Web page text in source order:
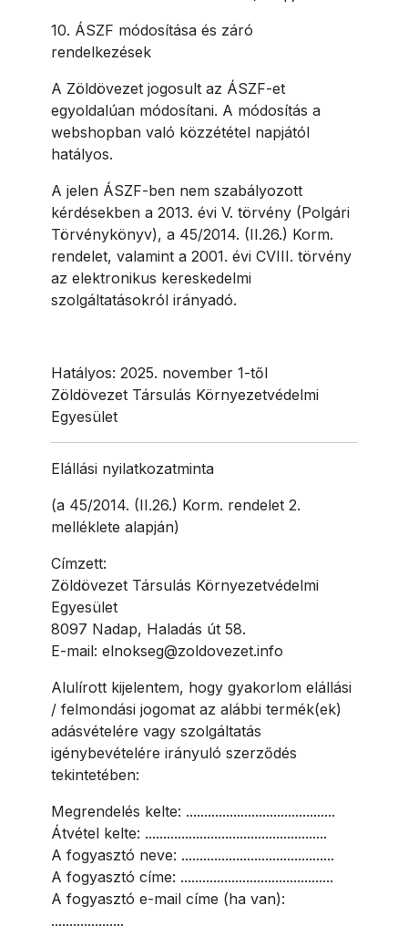
10. ÁSZF módosítása és záró
rendelkezések
A Zöldövezet jogosult az ÁSZF-et
egyoldalúan módosítani. A módosítás a
webshopban való közzététel napjától
hatályos.
A jelen ÁSZF-ben nem szabályozott
kérdésekben a 2013. évi V. törvény (Polgári
Törvénykönyv), a 45/2014. (II.26.) Korm.
rendelet, valamint a 2001. évi CVIII. törvény
az elektronikus kereskedelmi
szolgáltatásokról irányadó.
Hatályos: 2025. november 1-től
Zöldövezet Társulás Környezetvédelmi
Egyesület
Elállási nyilatkozatminta
(a 45/2014. (II.26.) Korm. rendelet 2.
melléklete alapján)
Címzett:
Zöldövezet Társulás Környezetvédelmi
Egyesület
8097 Nadap, Haladás út 58.
E-mail: elnokseg@zoldovezet.info
Alulírott kijelentem, hogy gyakorlom elállási
/ felmondási jogomat az alábbi termék(ek)
adásvételére vagy szolgáltatás
igénybevételére irányuló szerződés
tekintetében:
Megrendelés kelte: .........................................
Átvétel kelte: ..................................................
A fogyasztó neve: ..........................................
A fogyasztó címe: ..........................................
A fogyasztó e-mail címe (ha van):
....................